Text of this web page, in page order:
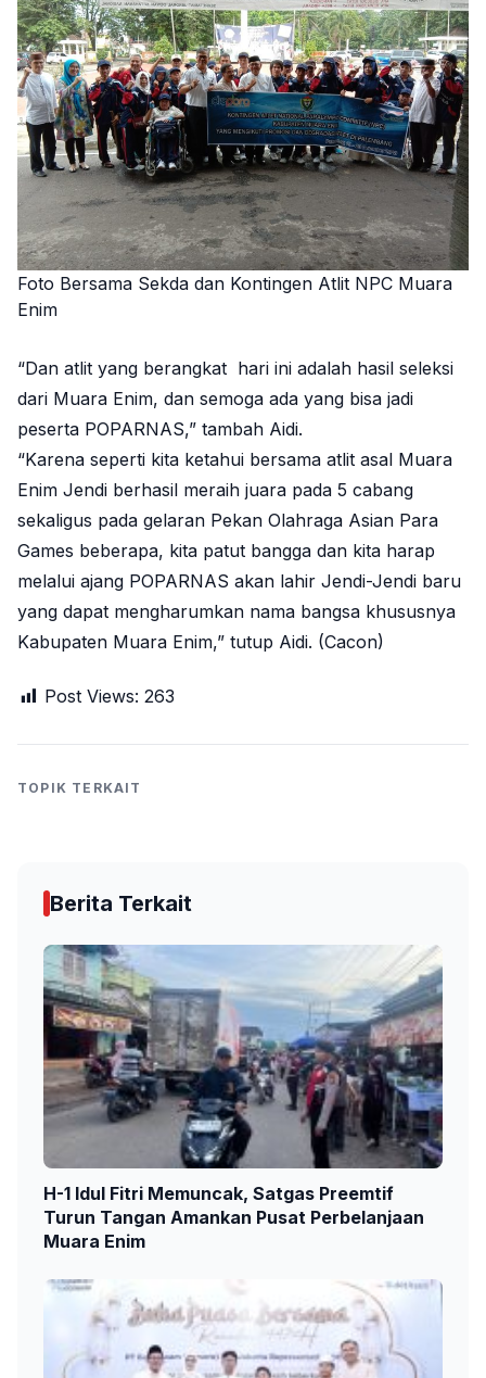
Foto Bersama Sekda dan Kontingen Atlit NPC Muara
Enim
“Dan atlit yang berangkat hari ini adalah hasil seleksi
dari Muara Enim, dan semoga ada yang bisa jadi
peserta POPARNAS,” tambah Aidi.
“Karena seperti kita ketahui bersama atlit asal Muara
Enim Jendi berhasil meraih juara pada 5 cabang
sekaligus pada gelaran Pekan Olahraga Asian Para
Games beberapa, kita patut bangga dan kita harap
melalui ajang POPARNAS akan lahir Jendi-Jendi baru
yang dapat mengharumkan nama bangsa khususnya
Kabupaten Muara Enim,” tutup Aidi. (Cacon)
Post Views: 263
TOPIK TERKAIT
Berita Terkait
H-1 Idul Fitri Memuncak, Satgas Preemtif
Turun Tangan Amankan Pusat Perbelanjaan
Muara Enim